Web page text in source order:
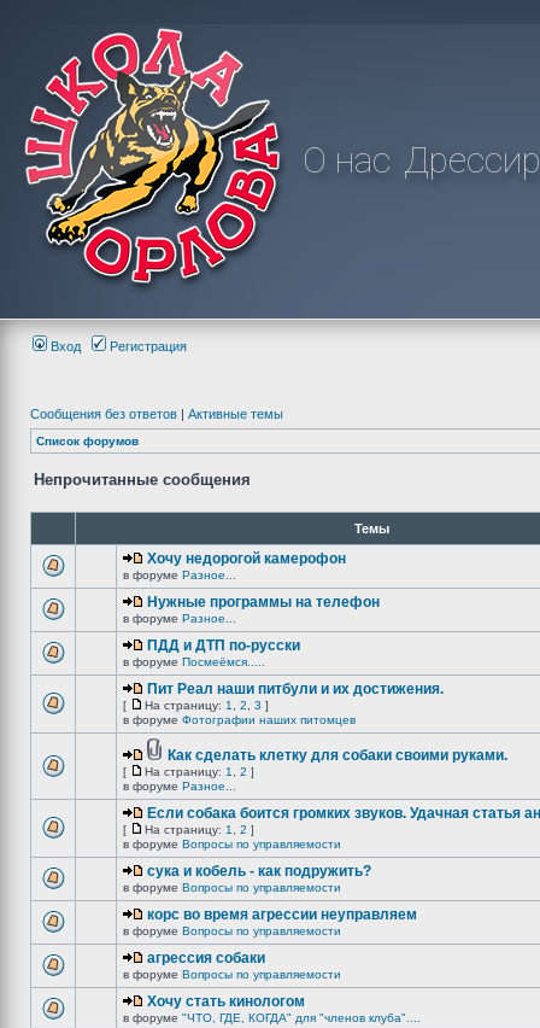
О нас
Вход Регистрация
Сообщения без ответов | Активные темы
Список форумов
Непрочитанные сообщения
Темы
Хочу недорогой камерофон
в форуме Разное...
Нужные программы на телефон
в форуме Разное...
ПДД и ДТП по-русски
в форуме Посмеёмся.....
Пит Реал наши питбули и их достижения.
[ На страницу: 1 2 3 ]
в форуме Фотографии наших питомцев
Как сделать клетку для собаки своими руками.
[ На страницу: 1 2 ]
в форуме Разное...
Если собака боится громких звуков. Удачная статья
[ На страницу: 1 2 ]
в форуме Вопросы по управляемости
сука и кобель - как подружить?
в форуме Вопросы по управляемости
корс во время агрессии неуправляем
в форуме Вопросы по управляемости
агрессия собаки
в форуме Вопросы по управляемости
Хочу стать кинологом
в форуме "ЧТО, ГДЕ, КОГДА" для "членов клуба"....